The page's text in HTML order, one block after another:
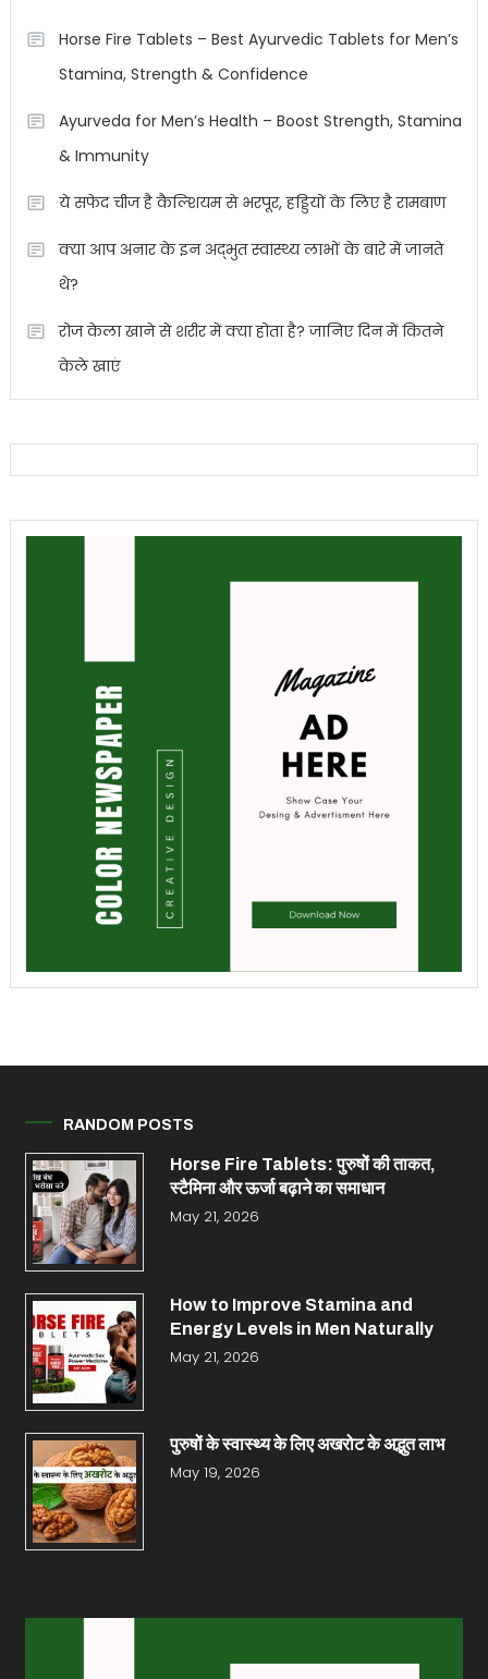
Horse Fire Tablets – Best Ayurvedic Tablets for Men’s
Stamina, Strength & Confidence
Ayurveda for Men’s Health – Boost Strength, Stamina
& Immunity
ये सफेद चीज है कैल्शियम से भरपूर, हड्डियों के लिए है रामबाण
क्या आप अनार के इन अद्भुत स्वास्थ्य लाभों के बारे में जानते
थे?
रोज केला खाने से शरीर में क्या होता है? जानिए दिन में कितने
केले खाएं
RANDOM POSTS
Horse Fire Tablets: पुरुषों की ताकत,
स्टैमिना और ऊर्जा बढ़ाने का समाधान
May 21, 2026
How to Improve Stamina and
Energy Levels in Men Naturally
May 21, 2026
पुरुषों के स्वास्थ्य के लिए अखरोट के अद्भुत लाभ
May 19, 2026